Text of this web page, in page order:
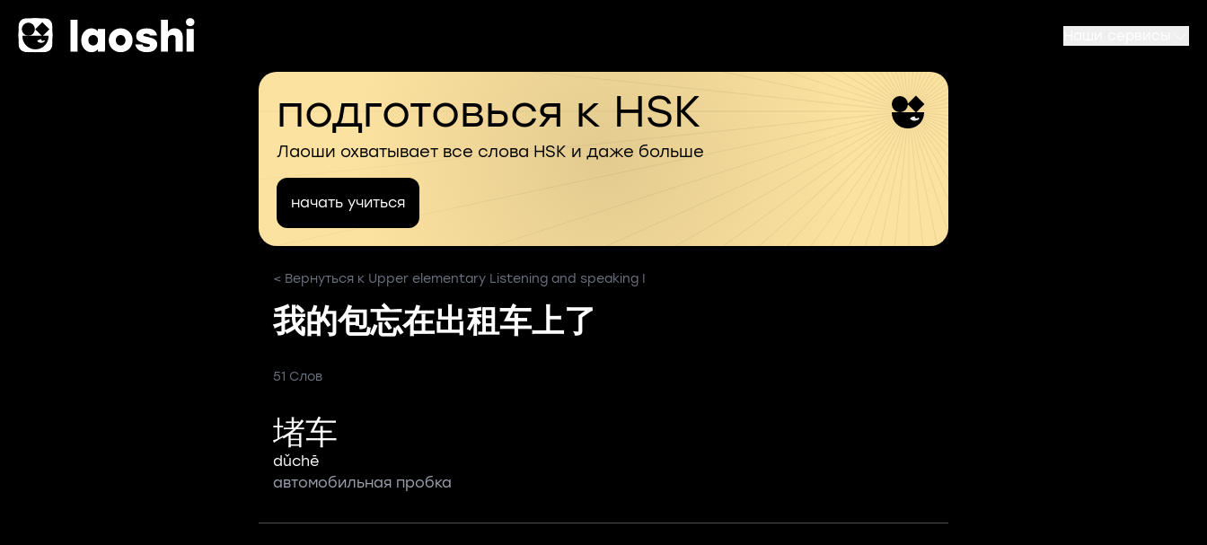
подготовься к HSK
Лаоши охватывает все слова HSK и даже больше
начать учиться
< Вернуться к Upper elementary Listening and speaking I
我的包忘在出租车上了
51 Слов
堵车
dǔchē
автомобильная пробка